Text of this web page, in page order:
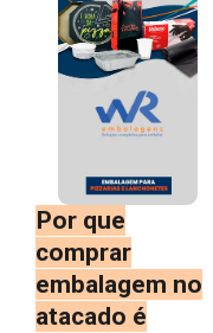
Por que
comprar
embalagem no
atacado é